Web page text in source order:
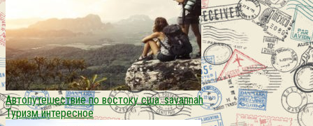
Автопутешествие по востоку сша. savannah
Туризм интересное